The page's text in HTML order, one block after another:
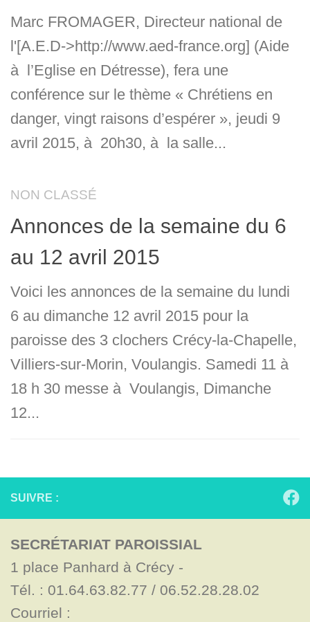
Marc FROMAGER, Directeur national de
l'[A.E.D->http://www.aed-france.org] (Aide
à l’Eglise en Détresse), fera une
conférence sur le thème « Chrétiens en
danger, vingt raisons d’espérer », jeudi 9
avril 2015, à 20h30, à la salle...
NON CLASSÉ
Annonces de la semaine du 6
au 12 avril 2015
Voici les annonces de la semaine du lundi
6 au dimanche 12 avril 2015 pour la
paroisse des 3 clochers Crécy-la-Chapelle,
Villiers-sur-Morin, Voulangis. Samedi 11 à
18 h 30 messe à Voulangis, Dimanche
12...
SUIVRE :
SECRÉTARIAT PAROISSIAL
1 place Panhard à Crécy -
Tél. : 01.64.63.82.77 / 06.52.28.28.02
Courriel :